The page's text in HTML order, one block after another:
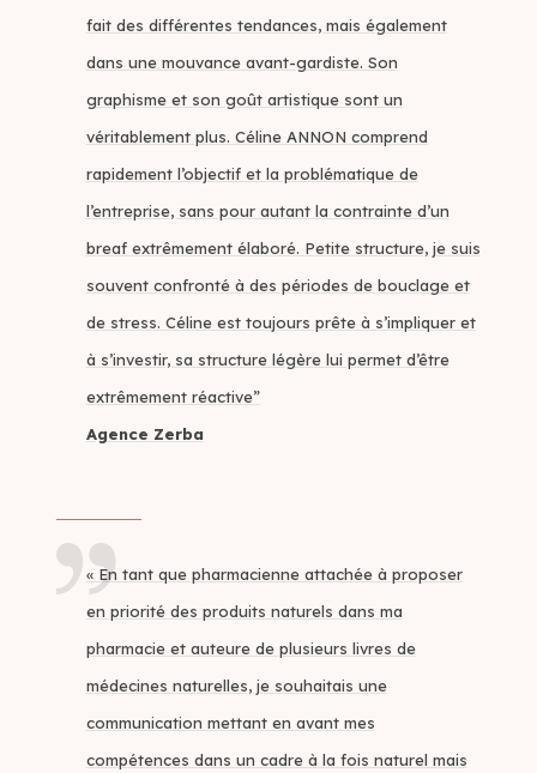
fait des différentes tendances, mais également
dans une mouvance avant-gardiste. Son
graphisme et son goût artistique sont un
véritablement plus. Céline ANNON comprend
rapidement l’objectif et la problématique de
l’entreprise, sans pour autant la contrainte d’un
breaf extrêmement élaboré. Petite structure, je suis
souvent confronté à des périodes de bouclage et
de stress. Céline est toujours prête à s’impliquer et
à s’investir, sa structure légère lui permet d’être
extrêmement réactive”
Agence Zerba
« En tant que pharmacienne attachée à proposer
en priorité des produits naturels dans ma
pharmacie et auteure de plusieurs livres de
médecines naturelles, je souhaitais une
communication mettant en avant mes
compétences dans un cadre à la fois naturel mais